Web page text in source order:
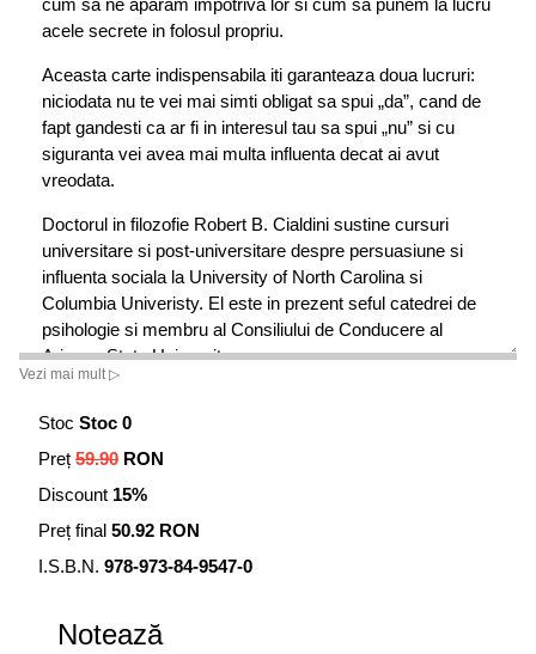
acele secrete in folosul propriu.
Aceasta carte indispensabila iti garanteaza doua lucruri:
niciodata nu te vei mai simti obligat sa spui „da”, cand de
fapt gandesti ca ar fi in interesul tau sa spui „nu” si cu
siguranta vei avea mai multa influenta decat ai avut
vreodata.
Doctorul in filozofie Robert B. Cialdini sustine cursuri
universitare si post-universitare despre persuasiune si
influenta sociala la University of North Carolina si
Columbia Univeristy. El este in prezent seful catedrei de
psihologie si membru al Consiliului de Conducere al
Arizona State University.
Vezi mai mult ▷
Stoc Stoc 0
Preț 59.90 RON
Discount 15%
Preț final 50.92 RON
I.S.B.N. 978-973-84-9547-0
Notează